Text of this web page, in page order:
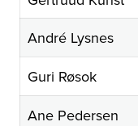
André Lysnes
Guri Røsok
Ane Pedersen